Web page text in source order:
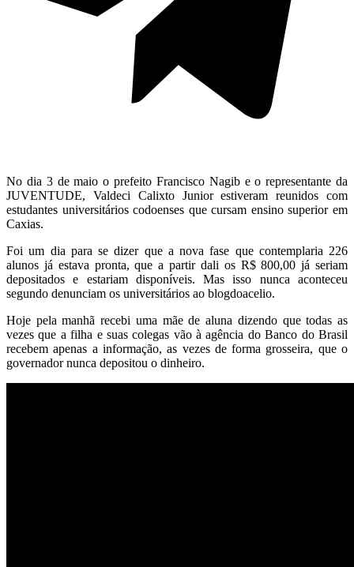
No dia 3 de maio o prefeito Francisco Nagib e o representante da
JUVENTUDE, Valdeci Calixto Junior estiveram reunidos com
estudantes universitários codoenses que cursam ensino superior em
Caxias.
Foi um dia para se dizer que a nova fase que contemplaria 226
alunos já estava pronta, que a partir dali os R$ 800,00 já seriam
depositados e estariam disponíveis. Mas isso nunca aconteceu
segundo denunciam os universitários ao blogdoacelio.
Hoje pela manhã recebi uma mãe de aluna dizendo que todas as
vezes que a filha e suas colegas vão à agência do Banco do Brasil
recebem apenas a informação, as vezes de forma grosseira, que o
governador nunca depositou o dinheiro.